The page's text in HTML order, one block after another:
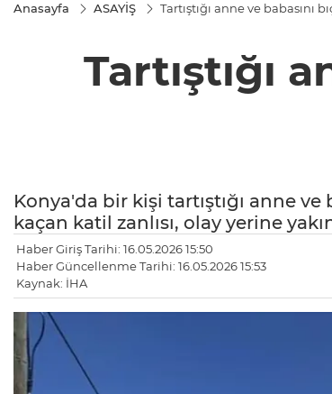
Anasayfa ASAYİŞ Tartıştığı anne ve babasını
Tartıştığı
Konya'da bir kişi tartıştığı anne
kaçan katil zanlısı, olay yerine
Haber Giriş Tarihi: 16.05.2026 15:50
Haber Güncellenme Tarihi: 16.05.2026 15:53
Kaynak: İHA